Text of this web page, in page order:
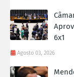
6x1
Agosto 03, 2026